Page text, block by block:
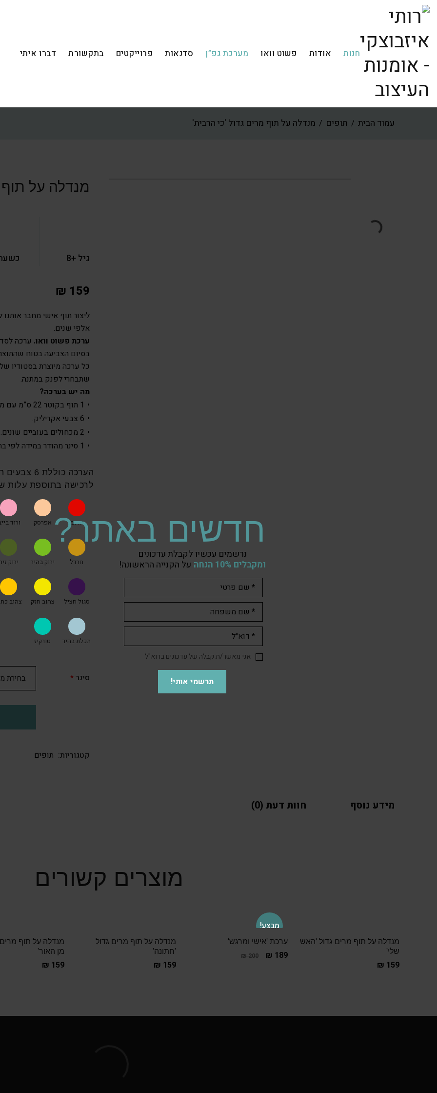
חנות אודות פשוט וואו מערכת גפ”ן סדנאות פרוייקטים בתקשורת דברו איתי
עמוד הבית / תופים / מנדלה על תוף מרים גדול 'כי הרבית'
מנדלה על תוף
גיל +8
₪ 159
ליצור תוף אישי מחבר
אלפי שנים.
ערכת פשוט וואו. ערכה
בסיום הצביעה בטוח
כל ערכה מיוצרת בסטודיו
שתבחרי לפנק במתנה.
מה יש בערכה?
1 תוף בקוטר 22 ס”מ עם מדבקת מנדלה וכיתוב.
6 צבעי אקריליק.
2 מכחולים בעוביים שונים.
1 סינר מהודר במידה לפי בחירה.
הערכה
לרכישה בתוספת עלות של 5 ₪ לכל
אדום אפרסק ורוד
חרדל ירוק בהיר ירוק
סגול חציל צהוב חזק צהוב
תכלת בהיר טורקיז
סינר*
קטגוריות: תופים
מידע נוסף חוות דעת (0)
מוצרים קשורים
מנדלה על תוף מרים גדול 'האש
שלי'
₪ 159
מבצע!
ערכת 'אישי ומרגש'
₪200 ₪ 189
מנדלה על תוף מרים גדול
'חתונה'
₪ 159
מנדלה על תוף
מן האור'
₪ 159
חדשים באתר?
נרשמים עכשיו לקבלת עדכונים
ומקבלים 10% הנחה
על הקנייה הראשונה!
אני מאשר/ת קבלה של עדכונים בדוא"ל
תרשמי אותי!